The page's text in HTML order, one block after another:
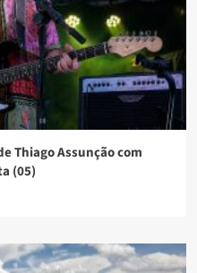
Thiago Assunção com
(05)